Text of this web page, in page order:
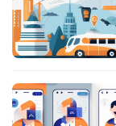
态
与
合
服